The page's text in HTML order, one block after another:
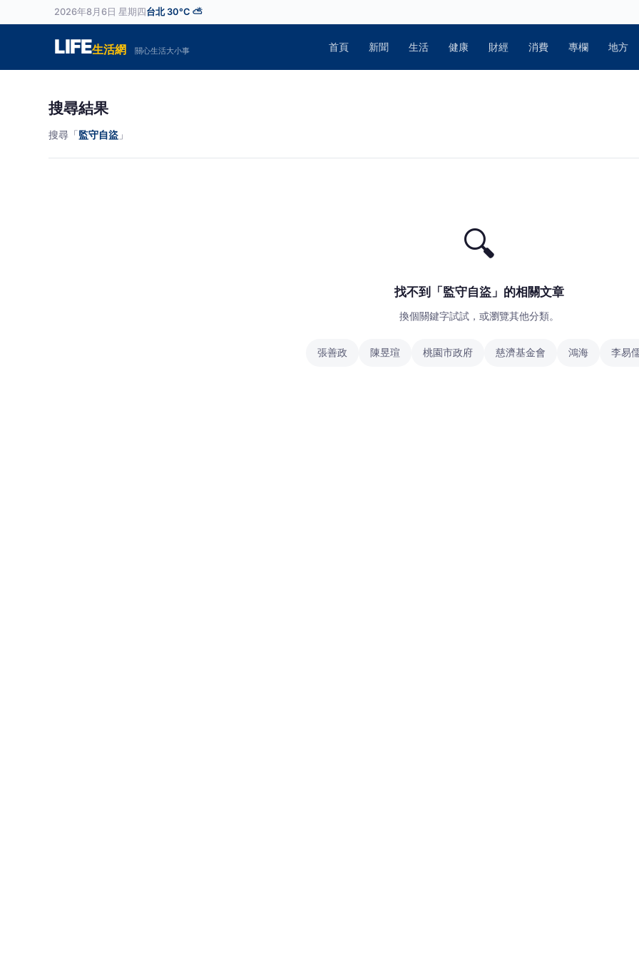
2026年8月6日 星期四 台北 30°C ⛅
LIFE生活網 關心生活大小事 首頁 新聞 生活 健康 財經 消費 專欄 地方
搜尋結果
搜尋「監守自盜 」
🔍
找不到「監守自盜」的相關文章
換個關鍵字試試，或瀏覽其他分類。
張善政 陳昱瑄 桃園市政府 慈濟基金會 鴻海 李易